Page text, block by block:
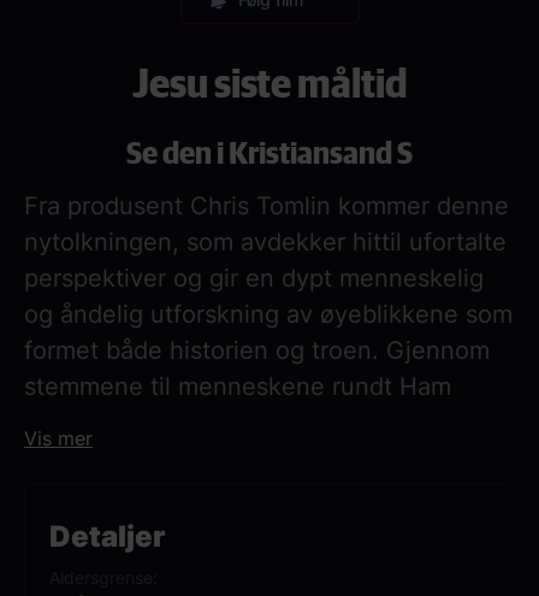
Detaljer
Jesu siste måltid
Se den i Kristiansand S
Fra produsent Chris Tomlin kommer denne
nytolkningen, som avdekker hittil ufortalte
perspektiver og gir en dypt menneskelig
og åndelig utforskning av øyeblikkene som
formet både historien og troen. Gjennom
stemmene til menneskene rundt Ham
fortelling får nytt liv, troen får økt dybde,
Vis mer